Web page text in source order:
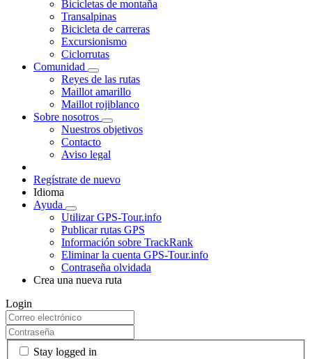
Bicicletas de montaña
Transalpinas
Bicicleta de carreras
Excursionismo
Ciclorrutas
Comunidad
Reyes de las rutas
Maillot amarillo
Maillot rojiblanco
Sobre nosotros
Nuestros objetivos
Contacto
Aviso legal
Regístrate de nuevo
Idioma
Ayuda
Utilizar GPS-Tour.info
Publicar rutas GPS
Información sobre TrackRank
Eliminar la cuenta GPS-Tour.info
Contraseña olvidada
Crea una nueva ruta
Login
Stay logged in